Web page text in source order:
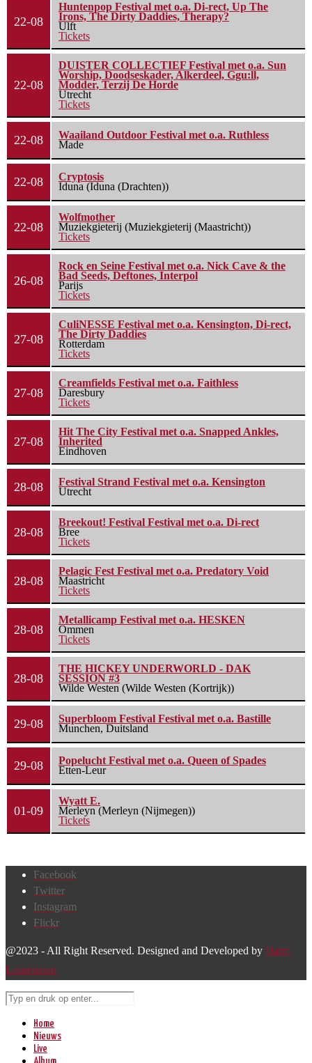
22-08
Huntenpop Festival met o.a. Di-rect, Up The
Irons, The Dirty Daddies, Therapy?
Ulft
Tickets
22-08
DUISTER COLLECTIEF Festival met o.a. Sun
Worship, Doodseskader, Alkerdeel, Ggu:ll,
Modder, Terzij De Horde
Utrecht
Tickets
22-08
Waailand Outdoor Festival met o.a. Ruthless
Made
22-08
Cryptosis
Iduna (Iduna (Drachten))
22-08
Wolfmother
Muziekgieterij (Muziekgieterij (Maastricht))
Tickets
26-08
Rock en Seine Festival met o.a. Nick Cave & the
Bad Seeds, Deftones, Interpol
Parijs
Tickets
27-08
CuliNESSE Festival met o.a. Kensington, Di-rect,
The Dirty Daddies
Rotterdam
Tickets
27-08
Creamfields Festival met o.a. Faithless
Daresbury
Tickets
27-08
Hit The City Festival met o.a. Snapped Ankles,
Inherited
Eindhoven
28-08
Festival Strand Festival met o.a. Kensington
Utrecht
28-08
Breekout! Festival Festival met o.a. Di-rect
Bree
Tickets
28-08
Pelagic Fest Festival met o.a. Predatory Void
Maastricht
Tickets
28-08
Metallicamp Festival met o.a. HESKEN
Ommen
Tickets
28-08
THE HICKEY UNDERWORLD - DAK
SESSION #3
Wilde Westen (Wilde Westen (Kortrijk))
29-08
Superbloom Festival Festival met o.a. Bastille
Munchen, Duitsland
29-08
Popelucht Festival met o.a. Queen of Spades
Etten-Leur
01-09
Wyatt E.
Merleyn (Merleyn (Nijmegen))
Tickets
Facebook
Twitter
Instagram
Flickr
@2023 - All Right Reserved. Designed and Developed by Harm
Lourenssen
Home
Nieuws
Live